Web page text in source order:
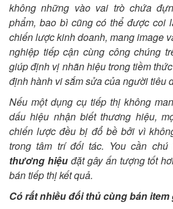
không những vào vai trò chứa
phẩm, bao bì cũng có thể được coi
chiến lược kinh doanh, mang image
nghiệp tiếp cận cùng công chúng
giúp định vị nhãn hiệu trong tiềm
định hành vi sắm sửa của người tiêu
Nếu một dụng cụ tiếp thị không
dấu hiệu nhận biết thương hiệu,
chiến lược đều bị đổ bề bởi vì
trong tâm trí đối tác. You cần chú
thương hiệuđặt gây ấn tượng tốt
bán tiếp thị kết quả.
Có rất nhiều đối thủ cùng bán